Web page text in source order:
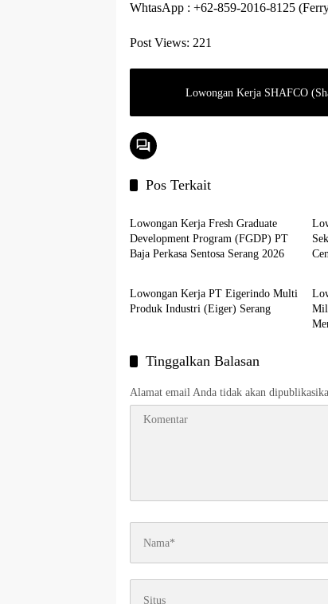
WhtasApp : +62-859-2016-8125
Post Views: 221
Lowongan Kerja SHAFCO
Pos Terkait
LOKER SERANG
Lowongan Kerja Fresh Graduate
Development Program (FGDP) PT
Baja Perkasa Sentosa Serang 2026
LOKER PT
Lowongan Kerja PT Eigerindo Multi
Produk Industri (Eiger) Serang
Tinggalkan Balasan
Alamat email Anda tidak akan